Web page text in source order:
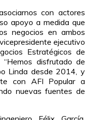
con actores
apoyo a medida que
negocios en ambos
ejecutivo
Estratégicos de
disfrutado de
Linda desde 2014, y
con AFI Popular a
nuevas fuentes de